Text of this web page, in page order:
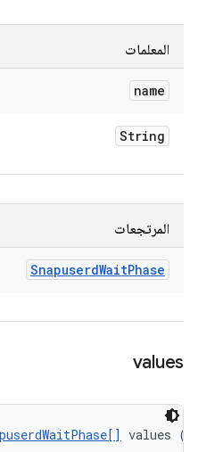
المعلمات
name
String
المرتجعات
SnapuserdWaitPhase
values
values ()